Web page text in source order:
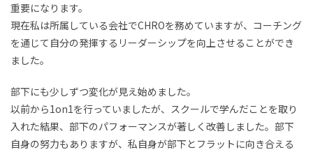
重要になります。
現在私は所属している会社でCHROを務めていますが、コーチング
を通じて自分の発揮するリーダーシップを向上させることができ
ました。
部下にも少しずつ変化が見え始めました。
以前から1on1を行っていましたが、スクールで学んだことを取り
入れた結果、部下のパフォーマンスが著しく改善しました。部下
自身の努力もありますが、私自身が部下とフラットに向き合える